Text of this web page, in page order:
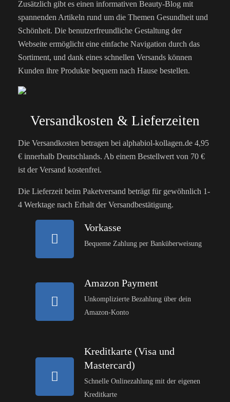
Zusätzlich gibt es einen informativen Beauty-Blog mit
spannenden Artikeln rund um die Themen Gesundheit und
Schönheit. Die benutzerfreundliche Gestaltung der
Webseite ermöglicht eine einfache Navigation durch das
Sortiment, und dank eines schnellen Versands können
Kunden ihre Produkte bequem nach Hause bestellen.
Versandkosten & Lieferzeiten
Die Versandkosten betragen bei alphabiol-kollagen.de 4,95
€ innerhalb Deutschlands. Ab einem Bestellwert von 70 €
ist der Versand kostenfrei.
Die Lieferzeit beim Paketversand beträgt für gewöhnlich 1-
4 Werktage nach Erhalt der Versandbestätigung.
Vorkasse
Bequeme Zahlung per Banküberweisung
Amazon Payment
Unkomplizierte Bezahlung über dein
Amazon-Konto
Kreditkarte (Visa und
Mastercard)
Schnelle Onlinezahlung mit der eigenen
Kreditkarte